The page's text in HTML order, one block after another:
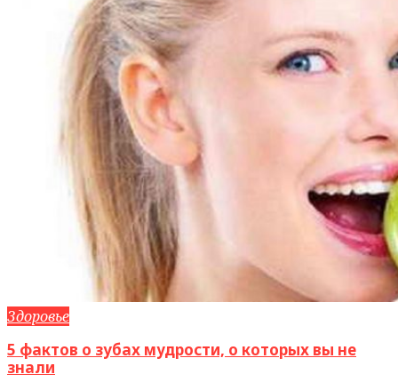
Здоровье
5 фактов о зубах мудрости, о которых вы не
знали